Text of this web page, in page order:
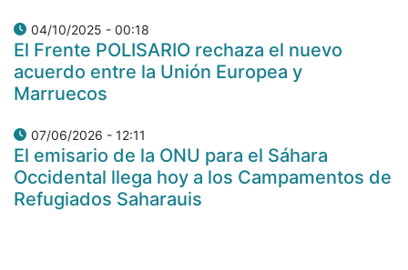
04/10/2025 - 00:18
El Frente POLISARIO rechaza el nuevo
acuerdo entre la Unión Europea y
Marruecos
07/06/2026 - 12:11
El emisario de la ONU para el Sáhara
Occidental llega hoy a los Campamentos de
Refugiados Saharauis